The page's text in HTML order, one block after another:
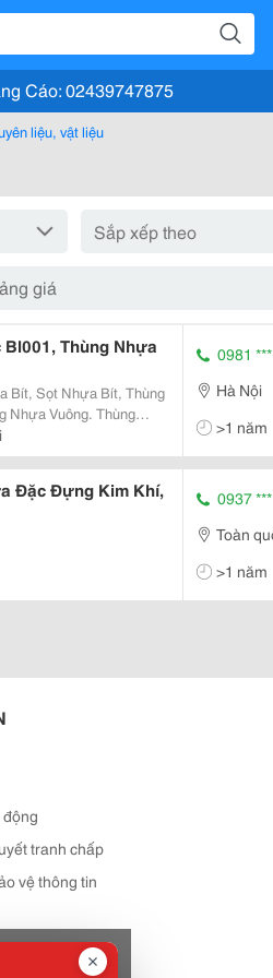
Cáo: 02439747875
liệu, vật liệu
giá
Thùng Nhựa
Bít, Sọt Nhựa Bít, Thùng
Vuông. Thùng
Đặc
0981
Hà Nội
>1 năm
Đặc Đựng Kim Khí,
0937
Toàn
>1 năm
tranh chấp
vệ thông tin